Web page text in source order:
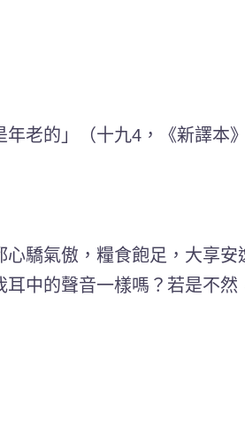
老的」（十九4，《新譯本》
驕氣傲，糧食飽足，大享
中的聲音一樣嗎？若是不然